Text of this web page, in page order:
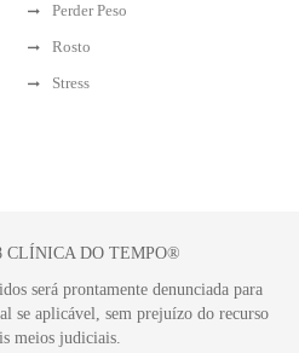
Perder Peso
Rosto
Stress
CLÍNICA DO TEMPO®
será prontamente denunciada para
se aplicável, sem prejuízo do recurso
meios judiciais.